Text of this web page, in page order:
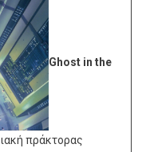
Ghost in the
πράκτορας